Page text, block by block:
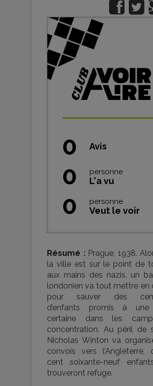
0 Avis
0 personne
L'a vu
0 personne
Veut le voir
Résumé : Prague, 1938.
la ville est sur le point de
aux mains des nazis, un
londonien va tout mettre
pour sauver des
d’enfants promis à
certaine dans les
concentration. Au péril de
Nicholas Winton va
convois vers l’Angleterre,
cent soixante-neuf
trouveront refuge.